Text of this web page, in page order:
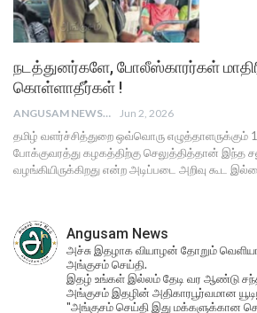
நடத்துனர்களே, போலீஸ்காரர்கள்
கொள்ளாதீர்கள் !
ANGUSAM NEWS Jun 2, 2026
தமிழ் வளர்ச்சித்துறை ஒவ்வொரு எழுத்தாளருக்கும்
போக்குவரத்து கழகத்திற்கு செலுத்தித்தான் இந்த
வழங்கியிருக்கிறது என்ற அடிப்படை அறிவு கூட
Angusam News
அச்சு இதழாக வியாழன் தோறும்
அங்குசம் செய்தி.
இதழ் உங்கள் இல்லம் தேடி வர ஆண்டு
அங்குசம் இதழின் அதிகாரபூர்வமான
"அங்குசம் செய்தி இது மக்களுக்கான